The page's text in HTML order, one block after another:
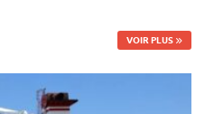
VOIR PLUS